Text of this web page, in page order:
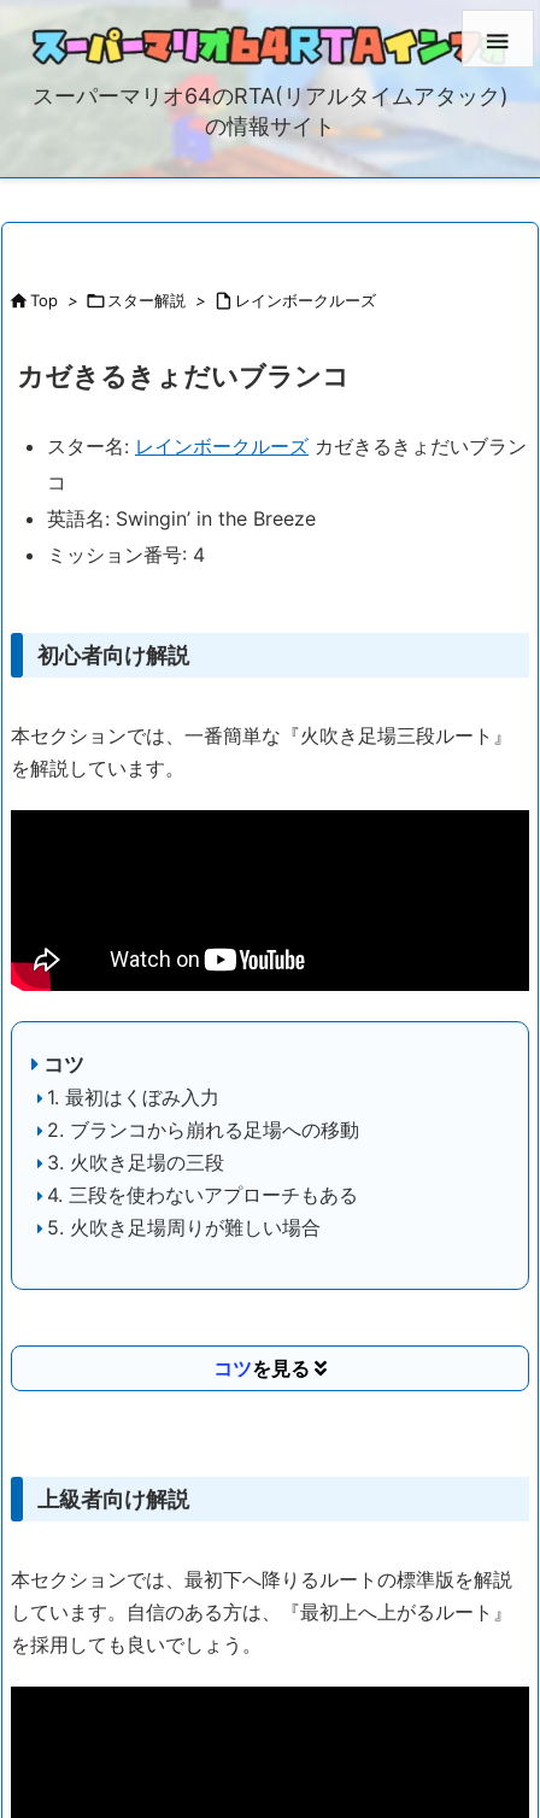
スーパーマリオ64のRTA(リアルタイムアタック)
の情報サイト

Top > スター解説 >  レインボークルーズ
カゼきるきょだいブランコ
スター名: レインボークルーズ カゼきるきょだいブラン
コ
英語名: Swingin’ in the Breeze
ミッション番号: 4
初心者向け解説
本セクションでは、一番簡単な『火吹き足場三段ルート』
を解説しています。
コツ
1. 最初はくぼみ入力
2. ブランコから崩れる足場への移動
3. 火吹き足場の三段
4. 三段を使わないアプローチもある
5. 火吹き足場周りが難しい場合
コツ
上級者向け解説
本セクションでは、最初下へ降りるルートの標準版を解説
しています。自信のある方は、『最初上へ上がるルート』
を採用しても良いでしょう。